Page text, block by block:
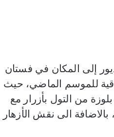
إلى المكان في فستان
للموسم الماضي، حيث
من التول بأزرار مع
الى نقش الأزهار